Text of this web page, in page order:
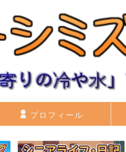
プロフィール